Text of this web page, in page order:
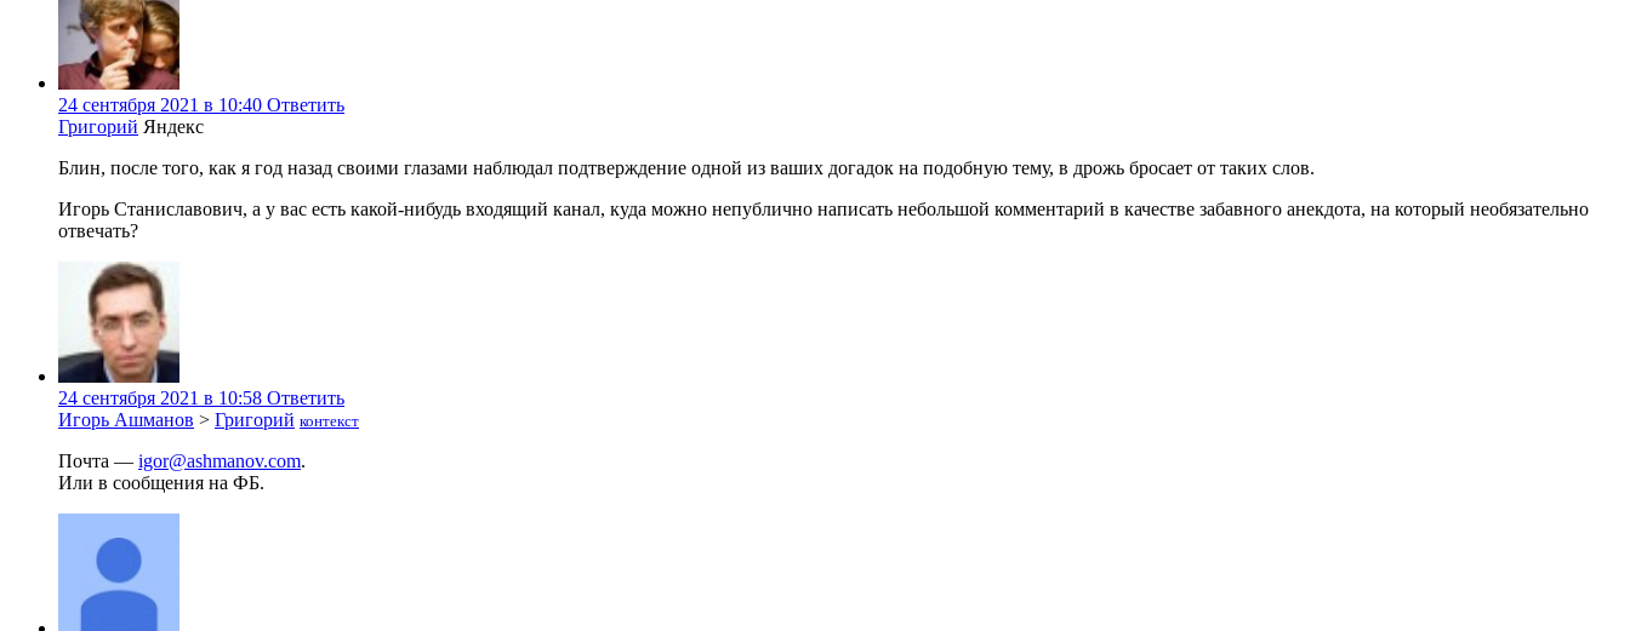
24 сентября 2021 в 10:40 Ответить
Григорий Яндекс
Блин, после того, как я год назад своими глазами наблюдал подтверждение одной из ваших догадок на подобную тему, в дрожь бросает от таких слов.
Игорь Станиславович, а у вас есть какой-нибудь входящий канал, куда можно непублично написать небольшой комментарий в качестве забавного анекдота, на который необязательно
отвечать?
24 сентября 2021 в 10:58 Ответить
Игорь Ашманов > Григорий контекст
Почта — igor@ashmanov.com.
Или в сообщения на ФБ.